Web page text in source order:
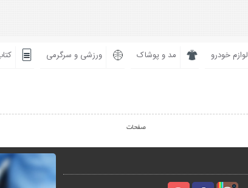
لوازم خودرو مد و پوشاک ورزشی و سرگرمی
صفحات